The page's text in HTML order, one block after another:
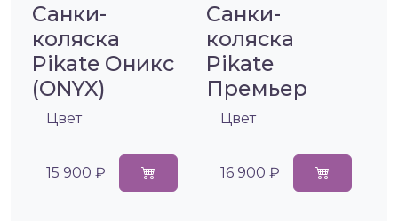
Санки-
коляска
Pikate Оникс
(ONYX)
Цвет
15 900 ₽
Санки-
коляска
Pikate
Премьер
Цвет
16 900 ₽